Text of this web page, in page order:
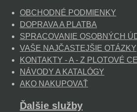
OBCHODNÉ PODMIENKY
DOPRAVA A PLATBA
SPRACOVANIE OSOBNÝCH
VAŠE NAJČASTEJŠIE OTÁZKY
KONTAKTY - A - Z PLOTOVÉ
NÁVODY A KATALÓGY
AKO NAKUPOVAŤ
Ďalšie služby